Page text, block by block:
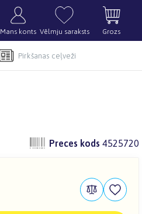
Mans konts Vēlmju saraksts Grozs
Pirkšanas ceļveži
Preces kods 4525720